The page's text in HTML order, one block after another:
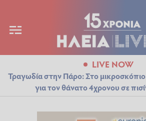
LIVE NOW
Τραγωδία στην Πάρο: Στο
για τον θάνατο 4χρονου σε